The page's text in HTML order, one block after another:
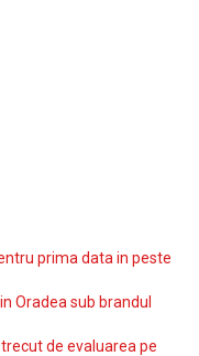
prima data in peste
Oradea sub brandul
de evaluarea pe